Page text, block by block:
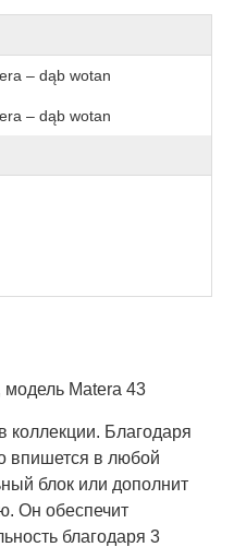
– dąb wotan
– dąb wotan
модель Matera 43
коллекции. Благодаря
впишется в любой
блок или дополнит
Он обеспечит
благодаря 3